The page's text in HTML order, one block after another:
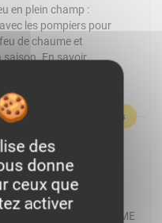
en plein champ :
les pompiers pour
de chaume et
saison. En savoir
En savoir plus
le rayon
la fraîche découpe, la PME
des
donne
ceux que
activer